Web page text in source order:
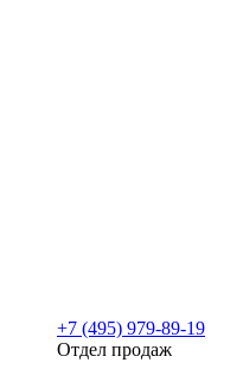
+7 (495) 979-89-19
Отдел продаж